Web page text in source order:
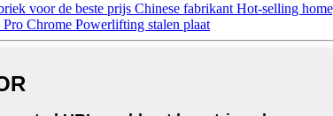
voor de beste prijs Chinese fabrikant Hot-selling
Chrome Powerlifting stalen plaat